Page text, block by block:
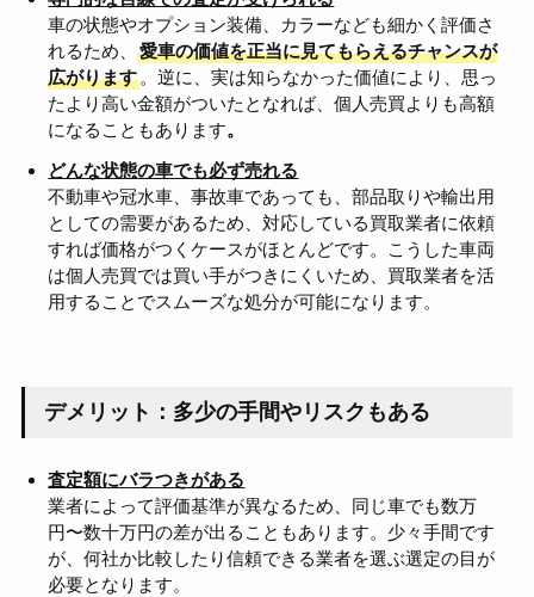
車の状態やオプション装備、カラーなども細かく評価さ
れるため、愛車の価値を正当に見てもらえるチャンスが
広がります。逆に、実は知らなかった価値により、思っ
たより高い金額がついたとなれば、個人売買よりも高額
になることもあります。
どんな状態の車でも必ず売れる
不動車や冠水車、事故車であっても、部品取りや輸出用
としての需要があるため、対応している買取業者に依頼
すれば価格がつくケースがほとんどです。こうした車両
は個人売買では買い手がつきにくいため、買取業者を活
用することでスムーズな処分が可能になります。
デメリット：多少の手間やリスクもある
査定額にバラつきがある
業者によって評価基準が異なるため、同じ車でも数万
円〜数十万円の差が出ることもあります。少々手間です
が、何社か比較したり信頼できる業者を選ぶ選定の目が
必要となります。